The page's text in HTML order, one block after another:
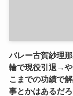
バレー古賀紗理
輪で現役引退→や
こまでの功績で
事とかはあるだ